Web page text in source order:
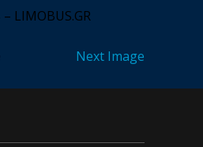
LIMOBUS.GR
Next Image